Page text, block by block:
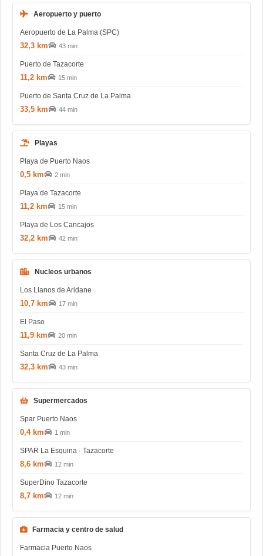
Aeropuerto y puerto
Aeropuerto de La Palma (SPC)
32,3 km 43 min
Puerto de Tazacorte
11,2 km 15 min
Puerto de Santa Cruz de La Palma
33,5 km 44 min
Playas
Playa de Puerto Naos
0,5 km 2 min
Playa de Tazacorte
11,2 km 15 min
Playa de Los Cancajos
32,2 km 42 min
Nucleos urbanos
Los Llanos de Aridane
10,7 km 17 min
El Paso
11,9 km 20 min
Santa Cruz de La Palma
32,3 km 43 min
Supermercados
Spar Puerto Naos
0,4 km 1 min
SPAR La Esquina · Tazacorte
8,6 km 12 min
SuperDino Tazacorte
8,7 km 12 min
Farmacia y centro de salud
Farmacia Puerto Naos